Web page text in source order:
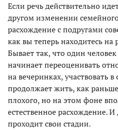
Если речь действительно
другом изменении семейного
расхождение с подругами
как вы теперь находитесь на
Бывает так, что один
начинает переоценивать
на вечеринках, участвовать в
продолжает жить, как
плохого, но на этом фоне
естественное расхождение.
проходит свои стадии.